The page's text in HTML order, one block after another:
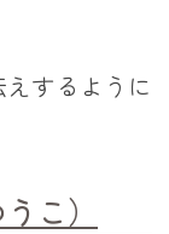
するように
こ）